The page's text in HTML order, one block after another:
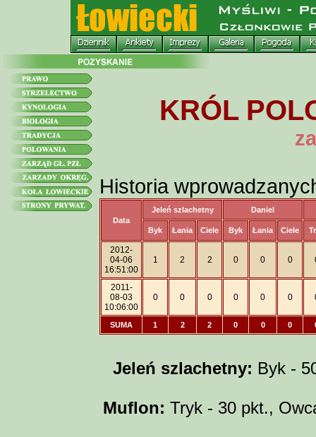
KRÓL
Historia
Data
Jeleń szlachetny Daniel
Byk Łania Ciele Byk Łania Ciele
2012-
04-06
16:51:00
1 2 2 0 0 0
2011-
08-03
10:06:00
0 0 0 0 0 0
SUMA 1 2 2 0 0 0
Jeleń szlachetny: Byk -
Muflon: Tryk - 30 pkt.,